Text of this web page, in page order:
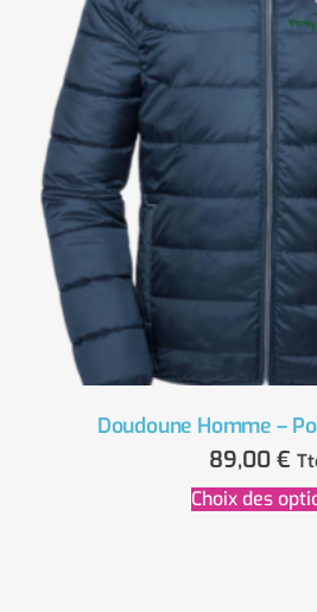
Doudoune Homme –
89,00 €
Choix des